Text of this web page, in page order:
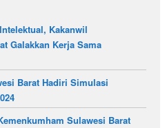
Kakanwil
Galakkan Kerja Sama
Barat Hadiri Simulasi
Sulawesi Barat